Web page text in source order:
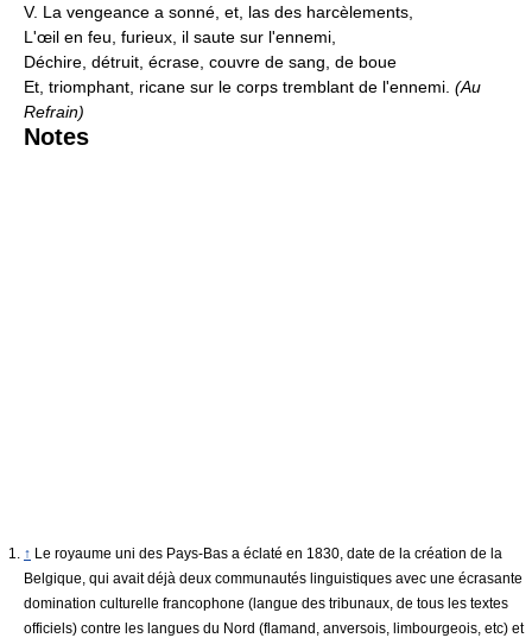
V. La vengeance a sonné, et, las des harcèlements,
L'œil en feu, furieux, il saute sur l'ennemi,
Déchire, détruit, écrase, couvre de sang, de boue
Et, triomphant, ricane sur le corps tremblant de l'ennemi. (Au
Refrain)
Notes
↑ Le royaume uni des Pays-Bas a éclaté en 1830, date de la création de la
Belgique, qui avait déjà deux communautés linguistiques avec une écrasante
domination culturelle francophone (langue des tribunaux, de tous les textes
officiels) contre les langues du Nord (flamand, anversois, limbourgeois, etc) et